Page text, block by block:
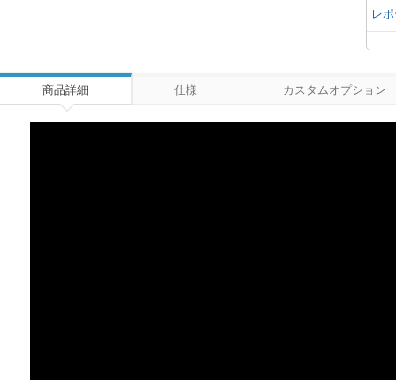
レ
商品詳細 仕様 カスタムオプション